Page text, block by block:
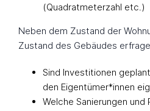
(Quadratmeterzahl etc.)
Neben dem Zustand der
Zustand des Gebäudes
Sind Investitionen
den Eigentümer*innen
Welche Sanierungen und